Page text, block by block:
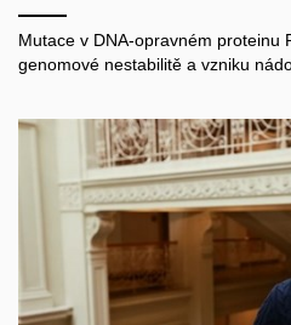
Mutace v DNA-opravném proteinu
genomové nestabilitě a vzniku